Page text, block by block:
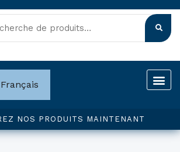
Français
NOS PRODUITS MAINTENANT